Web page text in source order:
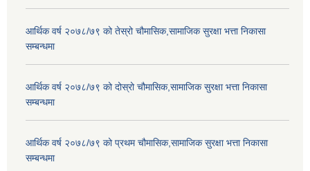
आर्थिक वर्ष २०७८/७९ को तेस्रो चौमासिक,सामाजिक सुरक्षा भत्ता निकासा
सम्बन्धमा
आर्थिक वर्ष २०७८/७९ को दोस्रो चौमासिक,सामाजिक सुरक्षा भत्ता निकासा
सम्बन्धमा
आर्थिक वर्ष २०७८/७९ को प्रथम चौमासिक,सामाजिक सुरक्षा भत्ता निकासा
सम्बन्धमा